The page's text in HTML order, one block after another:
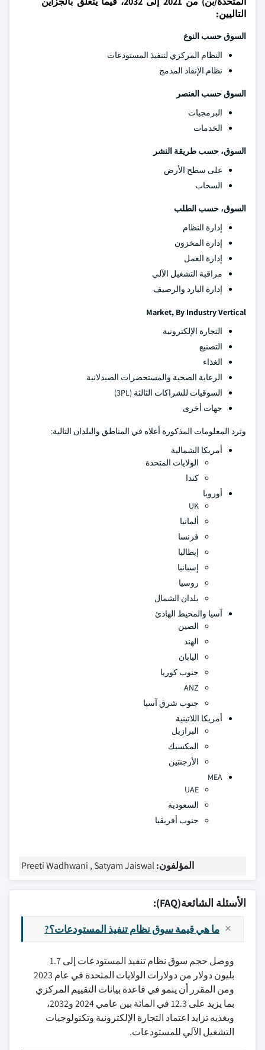
التاليين:
السوق حسب النوع
النظام المركزي لتنفيذ المستودعات
نظام الإنقاذ المدمج
السوق حسب العنصر
البرمجيات
الخدمات
السوق، حسب طريقة النشر
على سطح الأرض
السحاب
السوق، حسب الطلب
إدارة النظام
إدارة المخزون
إدارة العمل
مراقبة التشغيل الآلي
إدارة اليارد والرصيف
Market, By Industry Vertical
التجارة الإلكترونية
التصنيع
الغذاء
الرعاية الصحية والمستحضرات الصيدلانية
السوقيات للشراكات الثالثة (3PL)
جهات أخرى
وترد المعلومات المذكورة أعلاه في المناطق والبلدان التالية:
أمريكا الشمالية
الولايات المتحدة
كندا
أوروبا
UK
ألمانيا
فرنسا
إيطاليا
إسبانيا
روسيا
بلدان الشمال
آسيا والمحيط الهادئ
الصين
الهند
اليابان
جنوب كوريا
ANZ
جنوب شرق آسيا
أمريكا اللاتينية
البرازيل
المكسيك
الأرجنتين
MEA
UAE
السعودية
جنوب أفريقيا
المؤلفون:Preeti Wadhwani , Satyam Jaiswal
الأسئلة الشائعة(FAQ):
ما هي قيمة سوق نظام تنفيذ المستودعات؟?
ووصل حجم سوق نظام تنفيذ المستودعات إلى 1.7
بليون دولار من دولارات الولايات المتحدة في عام 2023
ومن المقرر أن ينمو في قاعدة بيانات التقييم المركزي
بما يزيد على 12.3 في المائة بين عامي 2024 و2032،
ويغذيه تزايد اعتماد التجارة الإلكترونية وتكنولوجيات
التشغيل الآلي للمستودعات.